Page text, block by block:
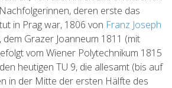
deren erste das
in Prag war, 1806 von Franz Joseph
dem Grazer Joanneum 1811 (mit
vom Wiener Polytechnikum 1815
heutigen TU 9, die allesamt (bis auf
in der Mitte der ersten Hälfte des